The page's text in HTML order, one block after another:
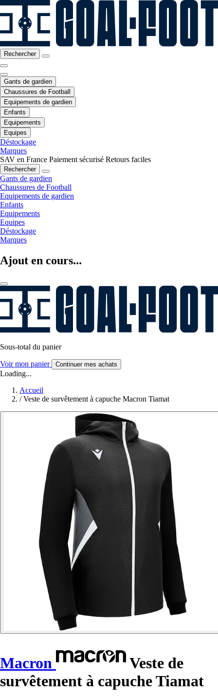
Rechercher
Gants de gardien
Chaussures de Football
Equipements de gardien
Enfants
Equipements
Equipes
Déstockage
Marques
SAV en France Paiement sécurisé Retours faciles
Rechercher
Gants de gardien
Chaussures de Football
Equipements de gardien
Enfants
Equipements
Equipes
Déstockage
Marques
Ajout en cours...
Sous-total du panier
Voir mon panier Continuer mes achats
Loading...
Accueil
/ Veste de survêtement à capuche Macron Tiamat
Macron
Veste de
survêtement à capuche Tiamat